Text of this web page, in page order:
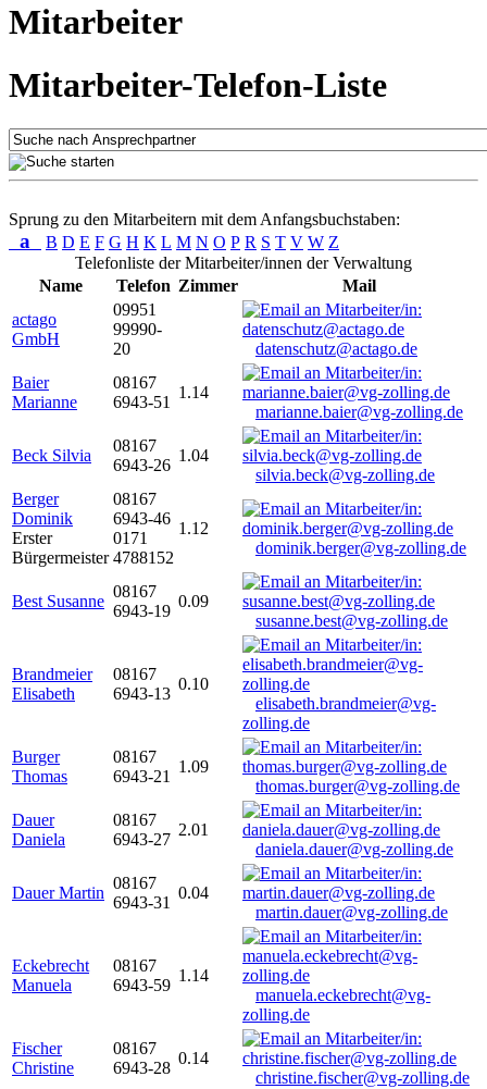
Mitarbeiter
Mitarbeiter-Telefon-Liste
Sprung zu den Mitarbeitern mit dem Anfangsbuchstaben:
a B D E F G H K L M N O P R S T V W Z
Telefonliste der Mitarbeiter/innen der Verwaltung
Name
Telefon Zimmer
Mail
actago
GmbH
09951
99990-
20
datenschutz@actago.de
Baier
Marianne
08167
6943-51
1.14
marianne.baier@vg-zolling.de
Beck Silvia
08167
6943-26
1.04
silvia.beck@vg-zolling.de
Berger
Dominik
Erster
Bürgermeister
08167
6943-46
0171
4788152
1.12
dominik.berger@vg-zolling.de
Best Susanne
08167
6943-19
0.09
susanne.best@vg-zolling.de
Brandmeier
Elisabeth
08167
6943-13
0.10
elisabeth.brandmeier@vg-
zolling.de
Burger
Thomas
08167
6943-21
1.09
thomas.burger@vg-zolling.de
Dauer
Daniela
08167
6943-27
2.01
daniela.dauer@vg-zolling.de
Dauer Martin
08167
6943-31
0.04
martin.dauer@vg-zolling.de
Eckebrecht
Manuela
08167
6943-59
1.14
manuela.eckebrecht@vg-
zolling.de
Fischer
Christine
08167
6943-28
0.14
christine.fischer@vg-zolling.de